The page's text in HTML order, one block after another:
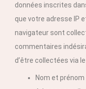
données inscrites
que votre adresse IP
navigateur sont
commentaires
d’être collectées via
Nom et prénom